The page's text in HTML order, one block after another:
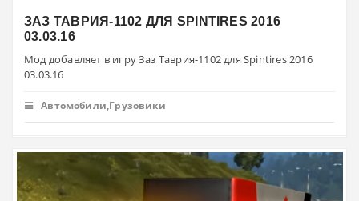
ЗАЗ ТАВРИЯ-1102 ДЛЯ SPINTIRES 2016
03.03.16
Мод добавляет в игру Заз Таврия-1102 для Spintires 2016
03.03.16
Автомобили,Грузовики